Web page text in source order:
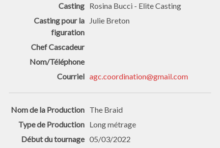
Rosina Bucci - Elite Casting
Julie Breton
agc.coordination@gmail.com
The Braid
Long métrage
05/03/2022